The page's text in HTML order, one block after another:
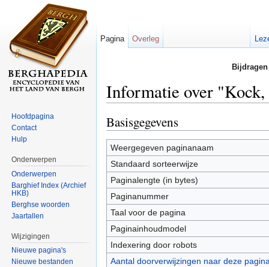
Informatie over "Kock,
Basisgegevens
Weergegeven paginanaam
Standaard sorteerwijze
Paginalengte (in bytes)
Paginanummer
Taal voor de pagina
Paginainhoudmodel
Indexering door robots
Aantal doorverwijzingen naar deze
Pagina Overleg
Hoofdpagina
Contact
Hulp
Onderwerpen
Onderwerpen
Barghief Index (Archief
HKB)
Berghse woorden
Jaartallen
Wijzigingen
Nieuwe pagina's
Nieuwe bestanden